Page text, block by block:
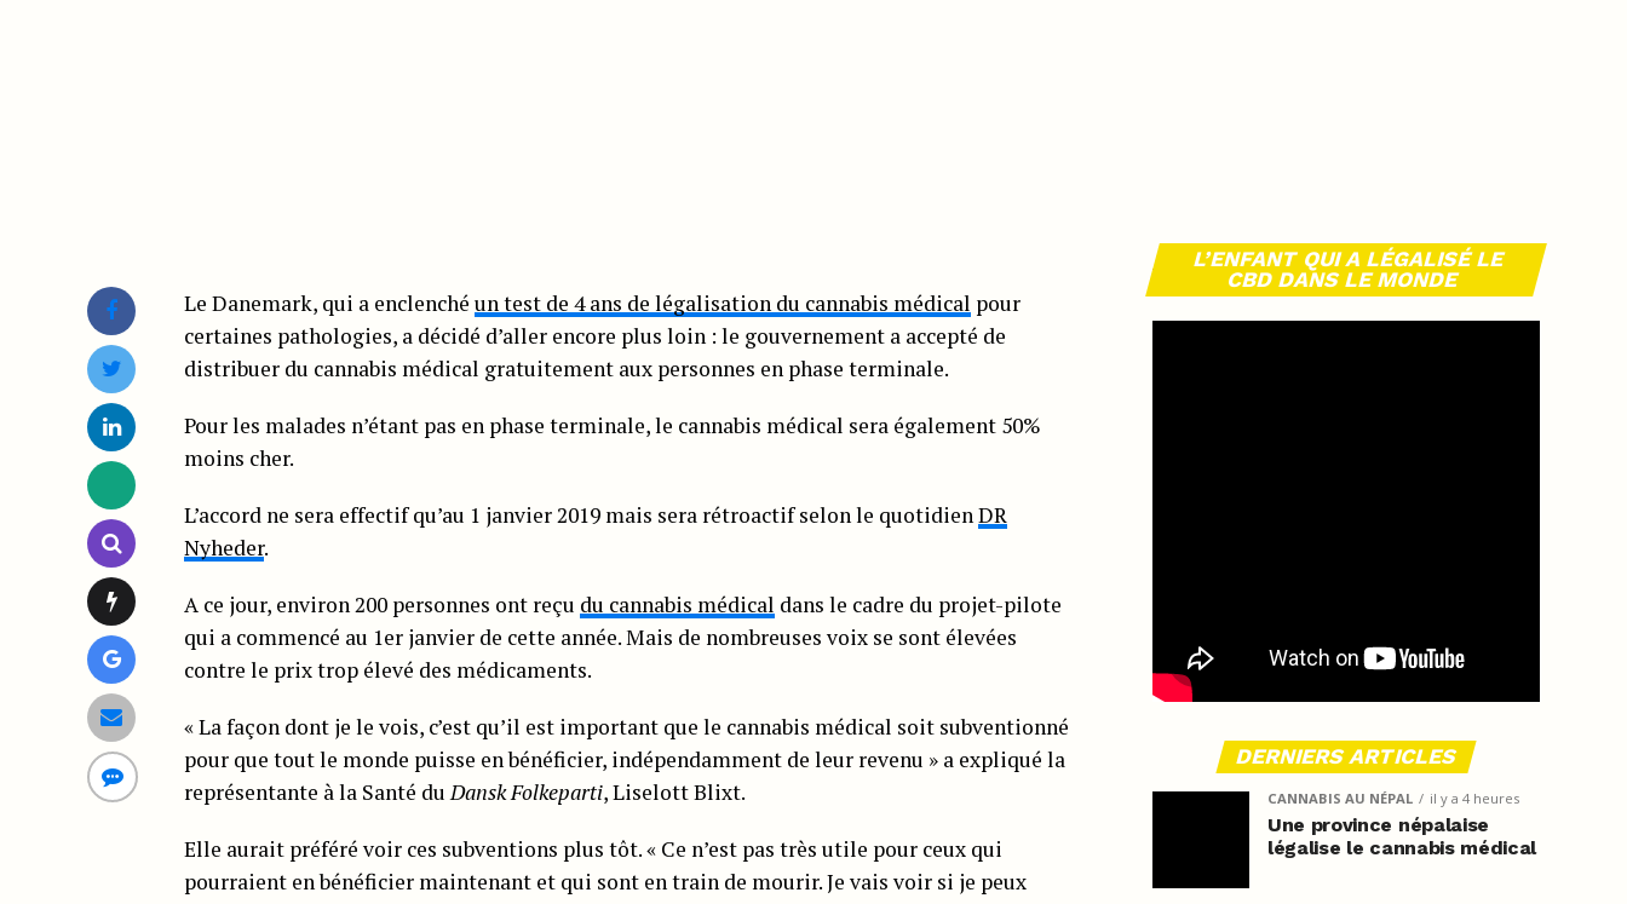
Le Danemark, qui a enclenché un test de 4 ans de légalisation du cannabis médical pour
certaines pathologies, a décidé d’aller encore plus loin : le gouvernement a accepté de
distribuer du cannabis médical gratuitement aux personnes en phase terminale.
Pour les malades n’étant pas en phase terminale, le cannabis médical sera également 50%
moins cher.
L’accord ne sera effectif qu’au 1 janvier 2019 mais sera rétroactif selon le quotidienDR
Nyheder.
A ce jour, environ 200 personnes ont reçu du cannabis médical dans le cadre du projet-pilote
qui a commencé au 1er janvier de cette année. Mais de nombreuses voix se sont élevées
contre le prix trop élevé des médicaments.
« La façon dont je le vois, c’est qu’il est important que le cannabis médical soit subventionné
pour que tout le monde puisse en bénéficier, indépendamment de leur revenu » a expliqué la
représentante à la Santé duDansk Folkeparti, Liselott Blixt.
Elle aurait préféré voir ces subventions plus tôt. « Ce n’est pas très utile pour ceux qui
pourraient en bénéficier maintenant et qui sont en train de mourir. Je vais voir si je peux
L’ENFANT QUI A LÉGALISÉ LE
CBD DANS LE MONDE
DERNIERS ARTICLES
CANNABIS AU NÉPAL il y a 4 heures
Une province népalaise
légalise le cannabis médical